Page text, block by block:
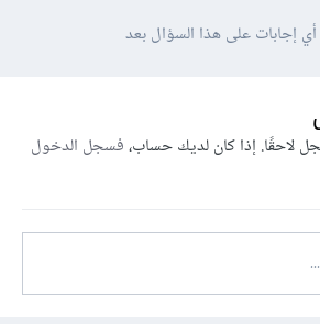
إجابات على هذا السؤال بعد
لاحقًا. إذا كان لديك حساب،فسجل الدخول